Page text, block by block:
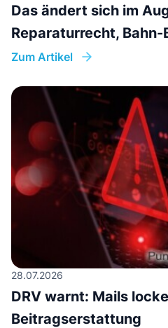
Das ändert sich im
Reparaturrecht, Bahn-
Zum Artikel
28.07.2026
DRV warnt: Mails
Beitragserstattung